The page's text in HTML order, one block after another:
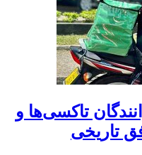
تاکسی‌ها و
تاریخی